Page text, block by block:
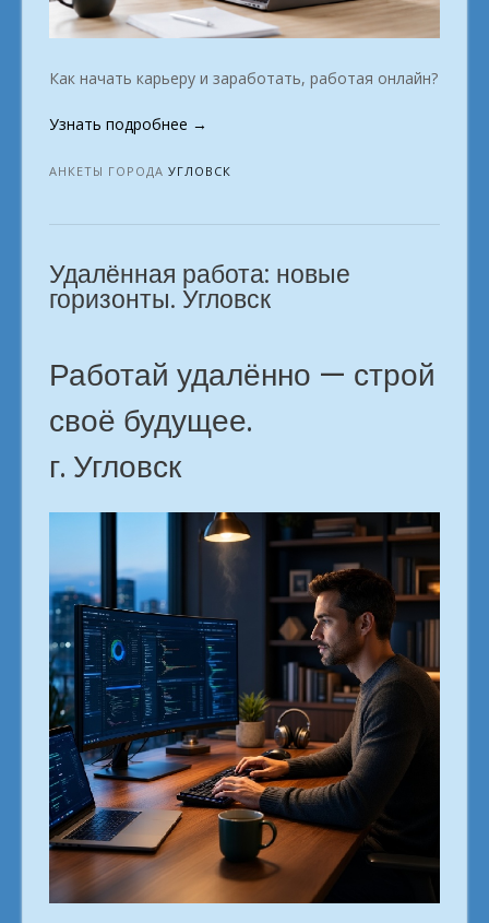
Как начать карьеру и заработать, работая онлайн?
Узнать подробнее «Востребованные
для
работы.
городе
Угловск»
→
АНКЕТЫ ГОРОДА УГЛОВСК
Удалённая работа: новые
горизонты. Угловск
Работай удалённо — строй
своё будущее.
г. Угловск